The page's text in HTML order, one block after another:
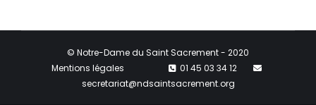
© Notre-Dame du Saint Sacrement - 2020
Mentions légales
01 45 03 34 12
secretariat@ndsaintsacrement.org